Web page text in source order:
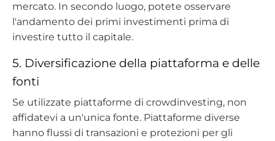
mercato. In secondo luogo, potete osservare
l'andamento dei primi investimenti prima di
investire tutto il capitale.
5. Diversificazione della piattaforma e delle
fonti
Se utilizzate piattaforme di crowdinvesting, non
affidatevi a un'unica fonte. Piattaforme diverse
hanno flussi di transazioni e protezioni per gli